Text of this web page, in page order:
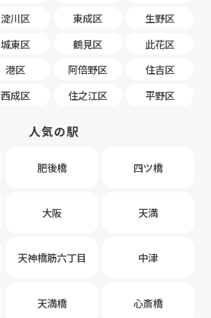
淀川区 東成区
生野区
城東区 鶴見区
此花区
港区 阿倍野区
住吉区
西成区 住之江区 平野区
人気の駅
肥後橋 四ツ橋
大阪 天満
天神橋筋六丁目 中津
天満橋 心斎橋